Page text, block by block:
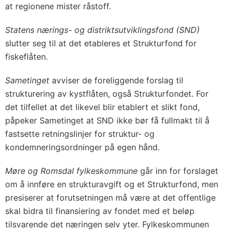
at regionene mister råstoff.
Statens nærings- og distriktsutviklingsfond (SND)
slutter seg til at det etableres et Strukturfond for
fiskeflåten.
Sametinget avviser de foreliggende forslag til
strukturering av kystflåten, også Strukturfondet. For
det tilfellet at det likevel blir etablert et slikt fond,
påpeker Sametinget at SND ikke bør få fullmakt til å
fastsette retningslinjer for struktur- og
kondemneringsordninger på egen hånd.
Møre og Romsdal fylkeskommune går inn for forslaget
om å innføre en strukturavgift og et Strukturfond, men
presiserer at forutsetningen må være at det offentlige
skal bidra til finansiering av fondet med et beløp
tilsvarende det næringen selv yter. Fylkeskommunen